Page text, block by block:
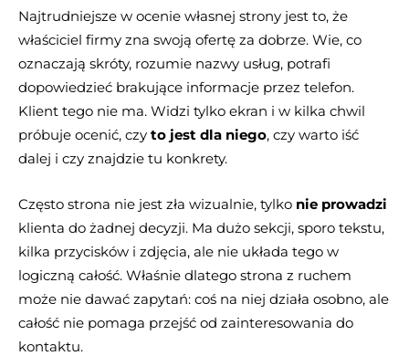
Najtrudniejsze w ocenie własnej strony jest to, że
właściciel firmy zna swoją ofertę za dobrze. Wie, co
oznaczają skróty, rozumie nazwy usług, potrafi
dopowiedzieć brakujące informacje przez telefon.
Klient tego nie ma. Widzi tylko ekran i w kilka chwil
próbuje ocenić, czy to jest dla niego, czy warto iść
dalej i czy znajdzie tu konkrety.
Często strona nie jest zła wizualnie, tylko nie prowadzi
klienta do żadnej decyzji. Ma dużo sekcji, sporo tekstu,
kilka przycisków i zdjęcia, ale nie układa tego w
logiczną całość. Właśnie dlatego strona z ruchem
może nie dawać zapytań: coś na niej działa osobno, ale
całość nie pomaga przejść od zainteresowania do
kontaktu.